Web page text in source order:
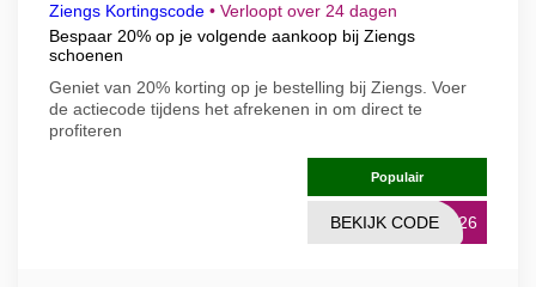
Ziengs Kortingscode • Verloopt over 24 dagen
Bespaar 20% op je volgende aankoop bij Ziengs
schoenen
Geniet van 20% korting op je bestelling bij Ziengs. Voer
de actiecode tijdens het afrekenen in om direct te
profiteren
Populair
2026
BEKIJK CODE